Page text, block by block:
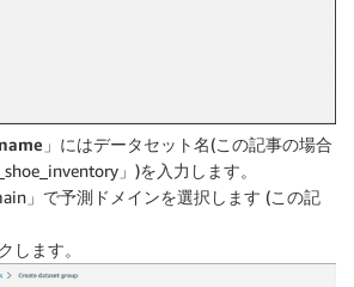
」 にはデータセット名(この記事の場合
」)を入力します。
」で予測ドメインを選択します (この記
します。